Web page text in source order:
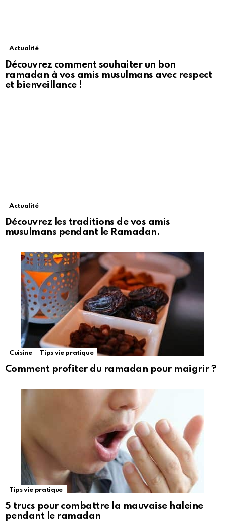
Actualité
Découvrez comment souhaiter un bon
ramadan à vos amis musulmans avec respect
et bienveillance !
Actualité
Découvrez les traditions de vos amis
musulmans pendant le Ramadan.
Cuisine Tips vie pratique
Comment profiter du ramadan pour maigrir ?
Tips vie pratique
5 trucs pour combattre la mauvaise haleine
pendant le ramadan